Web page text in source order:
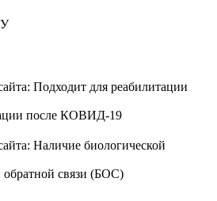
после КОВИД-19
обратной связи (БОС)